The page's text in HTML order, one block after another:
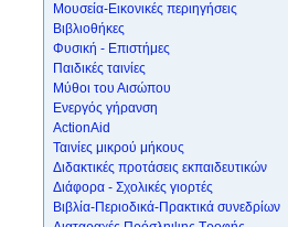
Μουσεία-Εικονικές περιηγήσεις
Βιβλιοθήκες
Φυσική - Επιστήμες
Παιδικές ταινίες
Μύθοι του Αισώπου
Ενεργός γήρανση
ActionAid
Ταινίες μικρού μήκους
Διδακτικές προτάσεις εκπαιδευτικών
Διάφορα - Σχολικές γιορτές
Βιβλία-Περιοδικά-Πρακτικά συνεδρίων